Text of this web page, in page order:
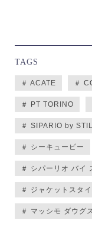
TAGS
＃ ACATE ＃
＃ PT TORINO
＃ SIPARIO by
＃ シーキューピー
＃ シパーリオ バイ
＃ ジャケットスタ
＃ マッシモ ダウグ